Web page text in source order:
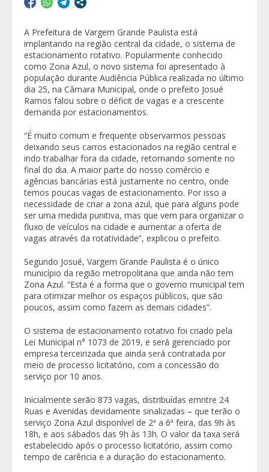
A Prefeitura de Vargem Grande Paulista está
implantando na região central da cidade, o sistema de
estacionamento rotativo. Popularmente conhecido
como Zona Azul, o novo sistema foi apresentado à
população durante Audiência Pública realizada no último
dia 25, na Câmara Municipal, onde o prefeito Josué
Ramos falou sobre o déficit de vagas e a crescente
demanda por estacionamentos.
“É muito comum e frequente observarmos pessoas
deixando seus carros estacionados na região central e
indo trabalhar fora da cidade, retornando somente no
final do dia. A maior parte do nosso comércio e
agências bancárias está justamente no centro, onde
temos poucas vagas de estacionamento. Por isso a
necessidade de criar a zona azul, que para alguns pode
ser uma medida punitiva, mas que vem para organizar o
fluxo de veículos na cidade e aumentar a oferta de
vagas através da rotatividade”, explicou o prefeito.
Segundo Josué, Vargem Grande Paulista é o único
município da região metropolitana que ainda não tem
Zona Azul. “Esta é a forma que o governo municipal tem
para otimizar melhor os espaços públicos, que são
poucos, assim como fazem as demais cidades”.
O sistema de estacionamento rotativo foi criado pela
Lei Municipal n° 1073 de 2019, e será gerenciado por
empresa terceirizada que ainda será contratada por
meio de processo licitatório, com a concessão do
serviço por 10 anos.
Inicialmente serão 873 vagas, distribuídas emntre 24
Ruas e Avenidas devidamente sinalizadas – que terão o
serviço Zona Azul disponível de 2ª a 6ª feira, das 9h às
18h, e aos sábados das 9h às 13h. O valor da taxa será
estabelecido após o processo licitatório, assim como
tempo de carência e a duração do estacionamento.